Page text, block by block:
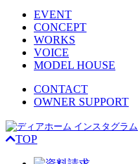
EVENT
CONCEPT
WORKS
VOICE
MODEL HOUSE
CONTACT
OWNER SUPPORT
TOP